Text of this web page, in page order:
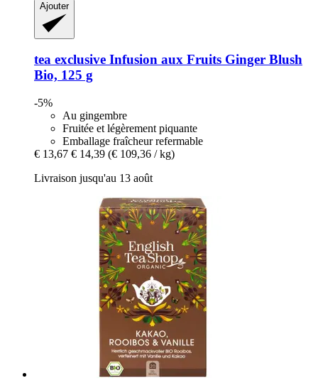
Ajouter
tea exclusive Infusion aux Fruits Ginger Blush
Bio, 125 g
-5%
Au gingembre
Fruitée et légèrement piquante
Emballage fraîcheur refermable
€ 13,67 € 14,39 (€ 109,36 / kg)
Livraison jusqu'au 13 août